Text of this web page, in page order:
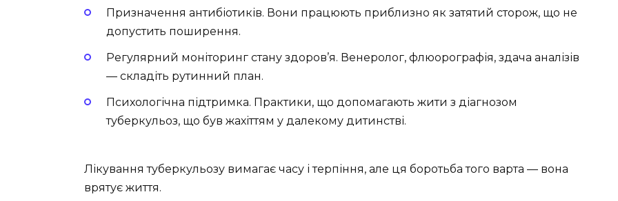
Призначення антибіотиків. Вони працюють приблизно як затятий сторож, що не
допустить поширення.
Регулярний моніторинг стану здоров’я. Венеролог, флюорографія, здача аналізів
— складіть рутинний план.
Психологічна підтримка. Практики, що допомагають жити з діагнозом
туберкульоз, що був жахіттям у далекому дитинстві.
Лікування туберкульозу вимагає часу і терпіння, але ця боротьба того варта — вона
врятує життя.